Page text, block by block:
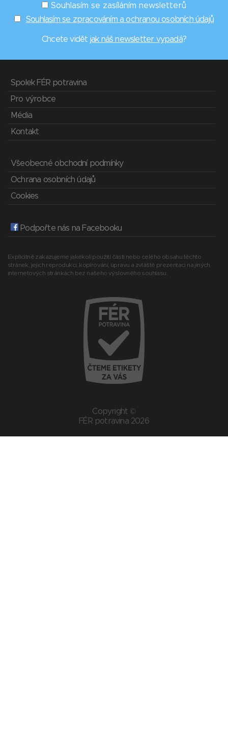
Souhlasím se zasíláním newsletterů
Souhlasím se zpracováním a ochranou osobních údajů
Chcete vidět jak náš newsletter vypadá?
Spolek FÉR potravina
Pro výrobce
Média
Kontakt
Všeobecné obchodní podmínky
Ochrana osobních údajů
Cookies
Podpořte nás na Facebooku
Explicitně zakazujeme jakékoli použití části nebo celého obsahu těchto
stránek, jejich reprodukci, kopírování, úpravu a zvláště prezentaci na jiných
internetových stránkách bez našeho výslovného souhlasu.
Copyright ©
FÉR potravina 2026